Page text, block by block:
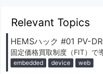
Relevant Topics
HEMSハック #01 PV-
固定価格買取制度（FIT）で
embedded device web